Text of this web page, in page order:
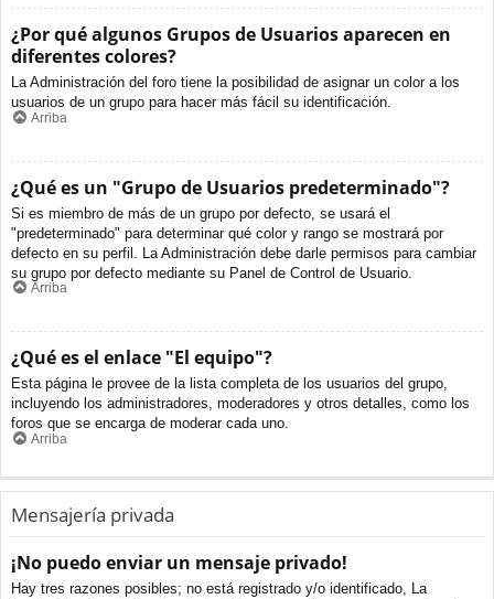
¿Por qué algunos Grupos de Usuarios aparecen en
diferentes colores?
La Administración del foro tiene la posibilidad de asignar un color a los
usuarios de un grupo para hacer más fácil su identificación.
Arriba
¿Qué es un "Grupo de Usuarios predeterminado"?
Si es miembro de más de un grupo por defecto, se usará el
"predeterminado" para determinar qué color y rango se mostrará por
defecto en su perfil. La Administración debe darle permisos para cambiar
su grupo por defecto mediante su Panel de Control de Usuario.
Arriba
¿Qué es el enlace "El equipo"?
Esta página le provee de la lista completa de los usuarios del grupo,
incluyendo los administradores, moderadores y otros detalles, como los
foros que se encarga de moderar cada uno.
Arriba
Mensajería privada
¡No puedo enviar un mensaje privado!
Hay tres razones posibles; no está registrado y/o identificado, La